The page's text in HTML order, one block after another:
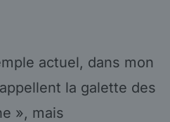
actuel, dans mon
la galette des
», mais